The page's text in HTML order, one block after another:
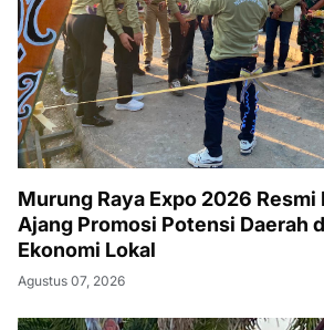
Murung Raya Expo 2026 Resmi
Ajang Promosi Potensi Daerah
Ekonomi Lokal
Agustus 07, 2026